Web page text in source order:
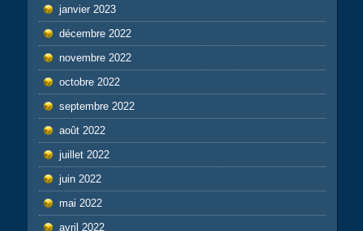
janvier 2023
décembre 2022
novembre 2022
octobre 2022
septembre 2022
août 2022
juillet 2022
juin 2022
mai 2022
avril 2022